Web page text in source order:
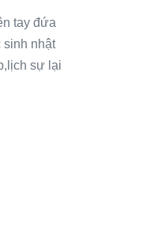
tay đứa
sinh nhật
sự lại